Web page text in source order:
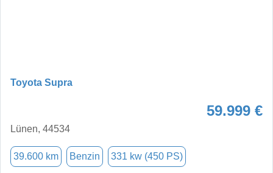
Toyota Supra
59.999 €
Lünen, 44534
39.600 km Benzin 331 kw (450 PS)